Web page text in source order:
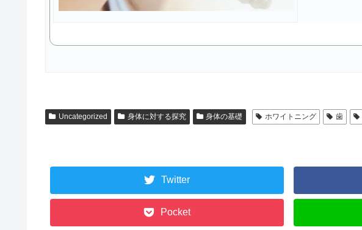
Uncategorized 身体に対する探究 身体の基礎 ホワイトニング 歯
Twitter
Pocket